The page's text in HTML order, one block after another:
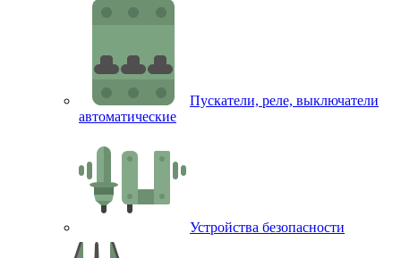
Пускатели, реле, выключатели
автоматические
Устройства безопасности